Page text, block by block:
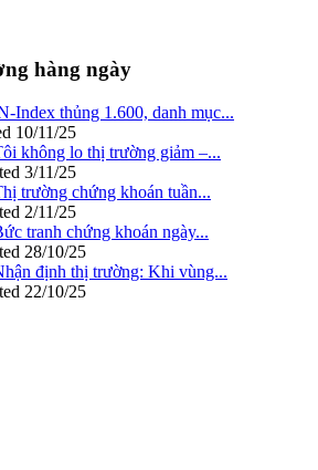
hàng ngày
Index thủng 1.600, danh mục...
10/11/25
không lo thị trường giảm –...
3/11/25
trường chứng khoán tuần...
2/11/25
tranh chứng khoán ngày...
28/10/25
định thị trường: Khi vùng...
22/10/25